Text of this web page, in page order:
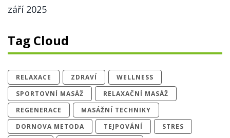
září 2025
Tag Cloud
RELAXACE ZDRAVÍ
WELLNESS
SPORTOVNÍ MASÁŽ
RELAXAČNÍ MASÁŽ
REGENERACE
MASÁŽNÍ TECHNIKY
DORNOVA METODA
TEJPOVÁNÍ
STRES